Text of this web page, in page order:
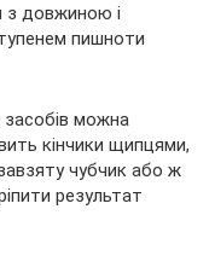
з довжиною і
пишноти
можна
кінчики щипцями,
чубчик або ж
результат